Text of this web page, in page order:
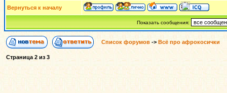
Вернуться к началу
Показать сообщения:
Список форумов -> Всё про афрокосички
Страница 2 из 3